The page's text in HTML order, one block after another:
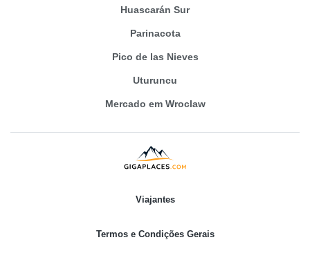
Huascarán Sur
Parinacota
Pico de las Nieves
Uturuncu
Mercado em Wroclaw
Viajantes
Termos e Condições Gerais